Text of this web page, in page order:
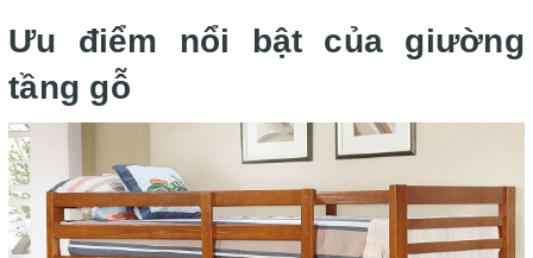
Ưu điểm nổi bật của giường
tầng gỗ